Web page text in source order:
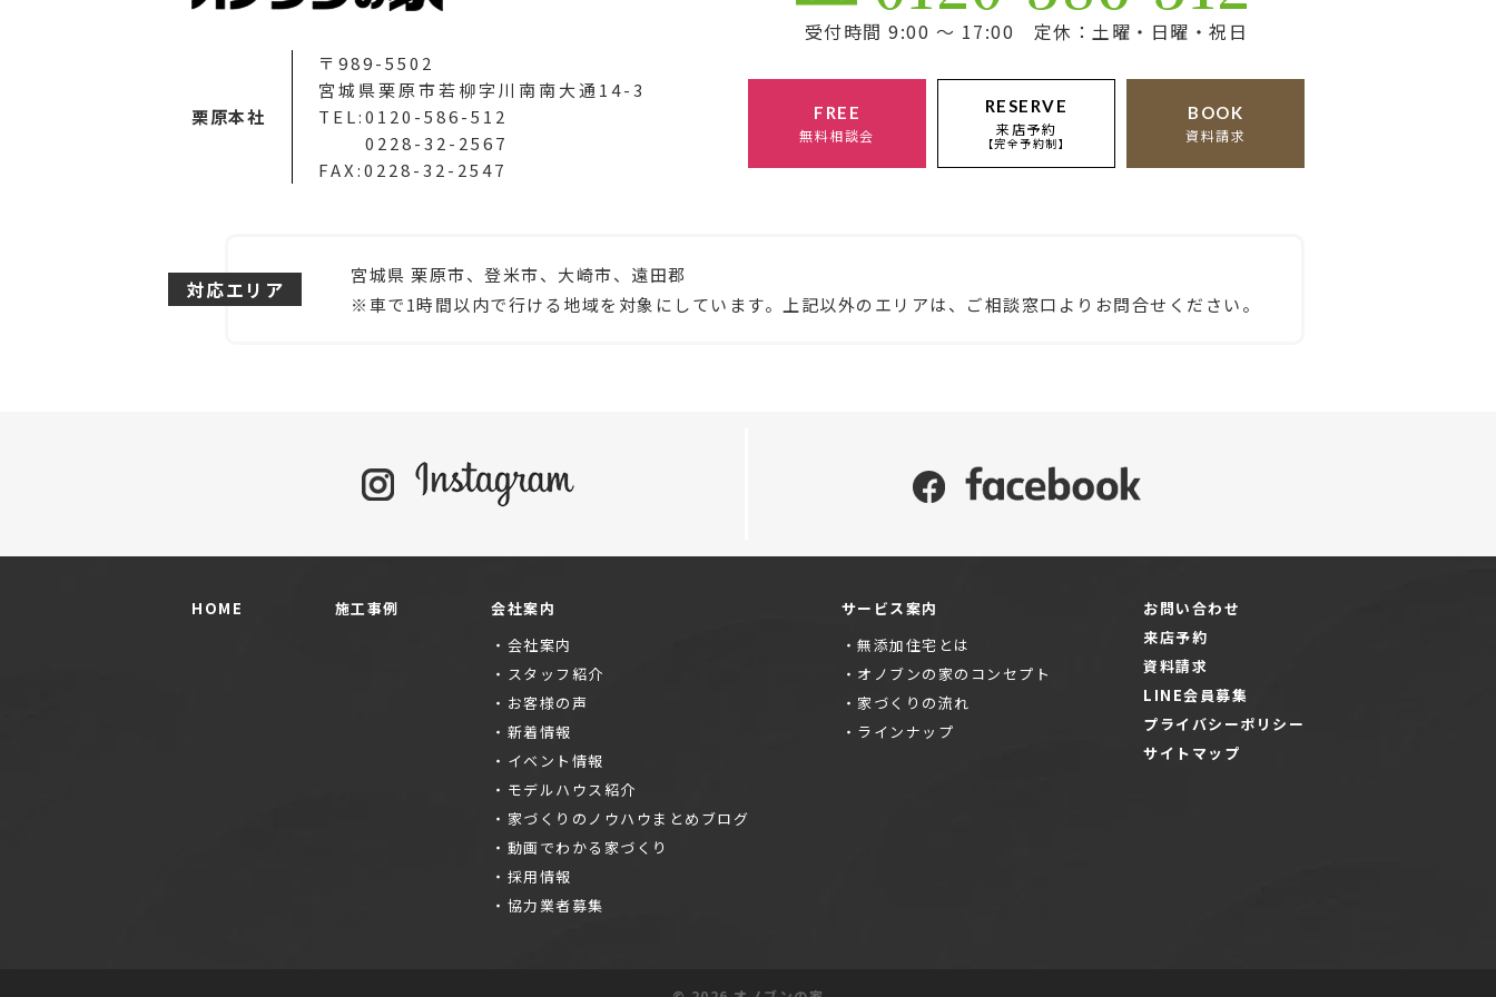
栗原本社
〒989-5502
宮城県栗原市若柳字川南南大通14-3
TEL:0120-586-512
0228-32-2567
FAX:0228-32-2547
受付時間 9:00 ～ 17:00 定休：土曜・日曜・祝日
FREE
無料相談会
RESERVE
来店予約
【完全予約制】
BOOK
資料請求
対応エリア
宮城県 栗原市、登米市、大崎市、遠田郡
※車で1時間以内で行ける地域を対象にしています。上記以外のエリアは、ご相談窓口よりお問合せください。
HOME 施工事例
会社案内
会社案内
スタッフ紹介
お客様の声
新着情報
イベント情報
モデルハウス紹介
家づくりのノウハウまとめブログ
動画でわかる家づくり
採用情報
協力業者募集
サービス案内
無添加住宅とは
オノブンの家のコンセプト
家づくりの流れ
ラインナップ
お問い合わせ
来店予約
資料請求
LINE会員募集
プライバシーポリシー
サイトマップ